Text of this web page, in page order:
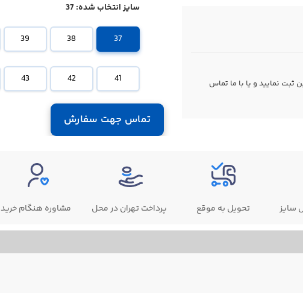
نمایید و یا با ما تماس
سایز انتخاب شده:37
37
38
39
41
42
43
تماس جهت سفارش
سایز تحویل به موقع پرداخت تهران در محل مشاوره هنگام خرید